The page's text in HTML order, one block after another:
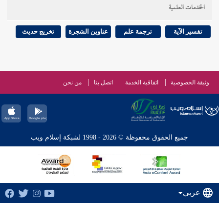
الخدمات العلمية
تفسير الآية ترجمة علم عناوين الشجرة تخريج حديث
وثيقة الخصوصية اتفاقية الخدمة اتصل بنا من نحن
جميع الحقوق محفوظة © 2026 - 1998 لشبكة إسلام ويب
عربي